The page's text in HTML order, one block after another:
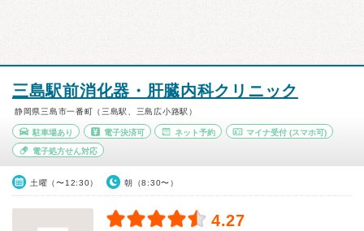
三島駅前消化器・肝臓内科クリニック
静岡県三島市一番町（三島駅、三島広小路駅）
駐車場あり 電子決済可 ネット予約 マイナ受付 (スマホ可)
電子処方せん対応
土曜（〜12:30） 朝（8:30〜）
4.27